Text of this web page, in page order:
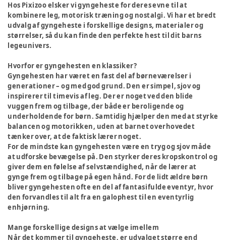
Hos Pixizoo elsker vi gyngeheste for deres evne til at
kombinere leg, motorisk træning og nostalgi. Vi har et bredt
udvalg af gyngeheste i forskellige designs, materialer og
størrelser, så du kan finde den perfekte hest til dit barns
legeunivers.
Hvorfor er gyngehesten en klassiker?
Gyngehesten har været en fast del af børneværelser i
generationer – og med god grund. Den er simpel, sjov og
inspirerer til timevis af leg. Der er noget ved den blide
vuggen frem og tilbage, der både er beroligende og
underholdende for børn. Samtidig hjælper den med at styrke
balancen og motorikken, uden at barnet overhovedet
tænker over, at de faktisk lærer noget.
For de mindste kan gyngehesten være en tryg og sjov måde
at udforske bevægelse på. Den styrker deres kropskontrol og
giver dem en følelse af selvstændighed, når de lærer at
gynge frem og tilbage på egen hånd. For de lidt ældre børn
bliver gyngehesten ofte en del af fantasifulde eventyr, hvor
den forvandles til alt fra en galophest til en eventyrlig
enhjørning.
Mange forskellige designs at vælge imellem
Når det kommer til gyngeheste, er udvalget større end